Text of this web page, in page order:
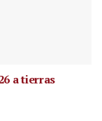
a tierras